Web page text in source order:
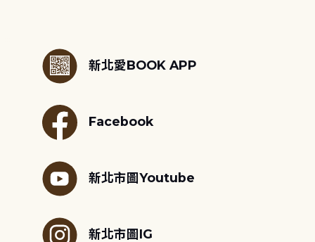
新北愛BOOK APP
Facebook
新北市圖Youtube
新北市圖IG